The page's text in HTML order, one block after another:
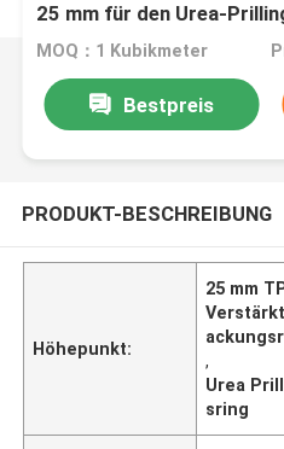
25 mm für den Urea-
MOQ：1 Kubikmeter
Bestpreis
PRODUKT-BESCHREIBUNG
Höhepunkt:
25 mm
,
Urea
sring